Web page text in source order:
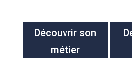
Découvrir son
métier